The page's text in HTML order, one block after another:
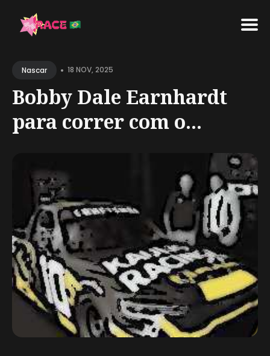
forNascar • 18 NOV, 2025
Bobby Dale Earnhardt
para correr com o...